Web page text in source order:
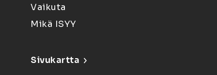
Vaikuta
Mikä ISYY
Sivukartta